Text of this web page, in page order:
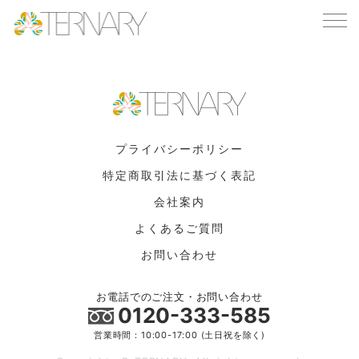
TOP
まだ投稿がありません
プライバシーポリシー
特定商取引法に基づく表記
会社案内
よくあるご質問
お問い合わせ
お電話でのご注文・お問い合わせ
0120-333-585
営業時間：10:00-17:00 (土日祝を除く)